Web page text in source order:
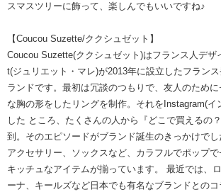
スマスツリーに飾って、楽しんでもいいですね♪
【Coucou Suzette/ククシュゼット】
Coucou Suzette(ククシュゼット)はフランス人デ
t(ジュリエット・マレ)が2013年に設立したフラン
ランドです。最初は冗談のつもりで、友人のため
な胸の形をしたリングを制作。それをInstagram(イ
した ところ、たくさんの人から『どこで買えるの
到。そのエピソードがブランド誕生のきっかけで
アクセサリー、ソックスなど、カラフルでポップ
キッチュなアイテムが揃っています。 最近では、
ーナ、キールズなど日本でも有名なブランドとの